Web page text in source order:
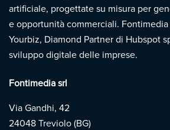
artificiale, progettate su misura per
e opportunità commerciali.
Yourbiz, Diamond Partner di Hubspot
sviluppo digitale delle imprese.
Fontimedia srl
Via Gandhi, 42
24048 Treviolo (BG)